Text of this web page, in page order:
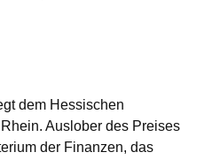
dem Hessischen
Auslober des Preises
der Finanzen, das